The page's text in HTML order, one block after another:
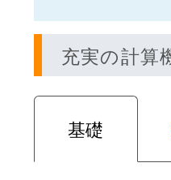
充実の計算
基礎